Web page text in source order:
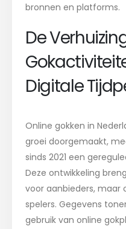
bronnen en platforms.
De
Digitale
Online gokken in
groei doorgemaakt,
sinds 2021 een
Deze ontwikkeling
voor aanbieders, maar
spelers. Gegevens
gebruik van online